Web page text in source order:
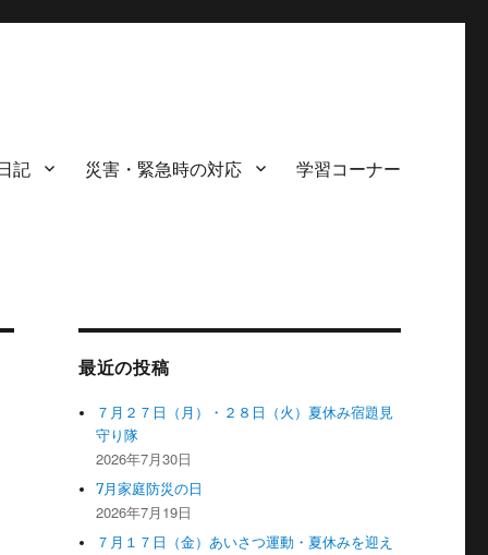
記 災害・緊急時の対応 学習コーナー
最近の投稿
７月２７日（月）・２８日（火）夏休み宿題見
守り隊
2026年7月30日
7月家庭防災の日
2026年7月19日
７月１７日（金）あいさつ運動・夏休みを迎え